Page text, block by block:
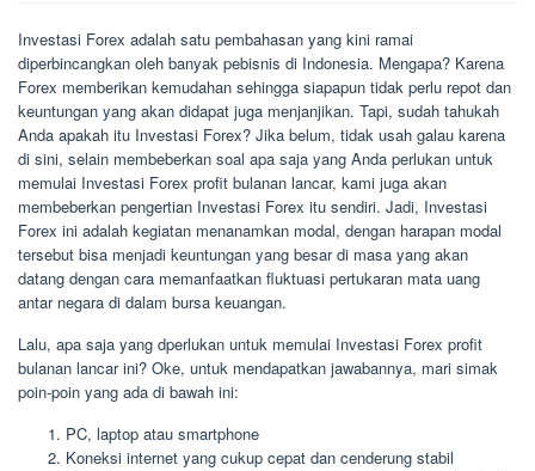
Investasi Forex adalah satu pembahasan yang kini ramai
diperbincangkan oleh banyak pebisnis di Indonesia. Mengapa? Karena
Forex memberikan kemudahan sehingga siapapun tidak perlu repot dan
keuntungan yang akan didapat juga menjanjikan. Tapi, sudah tahukah
Anda apakah itu Investasi Forex? Jika belum, tidak usah galau karena
di sini, selain membeberkan soal apa saja yang Anda perlukan untuk
memulai Investasi Forex profit bulanan lancar, kami juga akan
membeberkan pengertian Investasi Forex itu sendiri. Jadi, Investasi
Forex ini adalah kegiatan menanamkan modal, dengan harapan modal
tersebut bisa menjadi keuntungan yang besar di masa yang akan
datang dengan cara memanfaatkan fluktuasi pertukaran mata uang
antar negara di dalam bursa keuangan.
Lalu, apa saja yang dperlukan untuk memulai Investasi Forex profit
bulanan lancar ini? Oke, untuk mendapatkan jawabannya, mari simak
poin-poin yang ada di bawah ini:
PC, laptop atau smartphone
Koneksi internet yang cukup cepat dan cenderung stabil